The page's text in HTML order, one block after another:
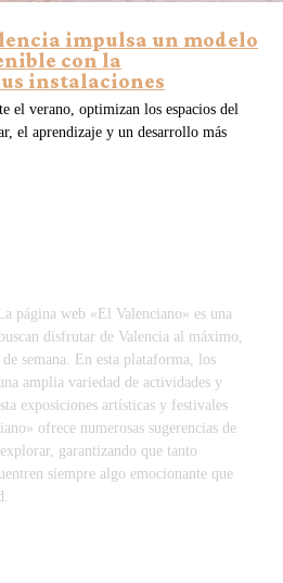
impulsa un modelo
con la
instalaciones
el verano, optimizan los espacios del
el aprendizaje y un desarrollo más
La página web «El Valenciano» es una
disfrutar de Valencia al máximo,
semana. En esta plataforma, los
amplia variedad de actividades y
exposiciones artísticas y festivales
ofrece numerosas sugerencias de
garantizando que tanto
siempre algo emocionante que